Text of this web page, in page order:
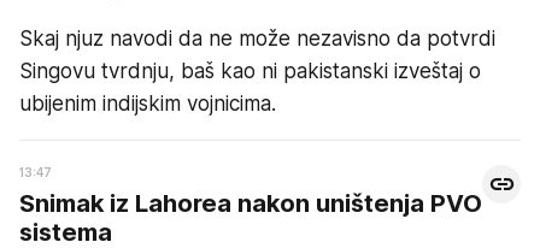
Skaj njuz navodi da ne može nezavisno da potvrdi
Singovu tvrdnju, baš kao ni pakistanski izveštaj o
ubijenim indijskim vojnicima.
13:47
Snimak iz Lahorea nakon uništenja PVO
sistema